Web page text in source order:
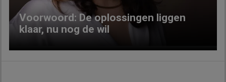
Voorwoord: De oplossingen liggen
klaar, nu nog de wil